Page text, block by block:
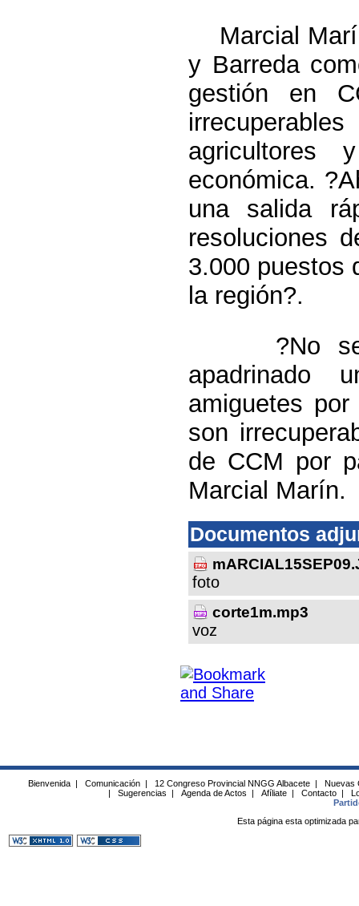
Marcial
y Barreda
gestión en
económica.
una salida
resoluciones
3.000 puestos
la región?.
?No se
apadrinado
amiguetes
son
de CCM por
Marcial Marín.
Documentos
foto
corte1m.mp3
voz
Bienvenida | Comunicación | 12 Congreso Provincial NNGG Albacete |
Nuevas
|
Sugerencias | Agenda de Actos | Afíliate | Contacto |
Esta página esta optimizada